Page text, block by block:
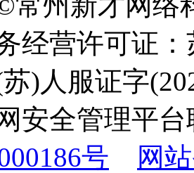
经营许可证
)人服证字
安全管理平
号
网